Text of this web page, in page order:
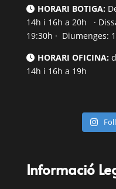
HORARI BOTIGA:
14h i 16h a 20h ·
19:30h · Diumenges:
HORARI OFICINA:
14h i 16h a 19h
Informació